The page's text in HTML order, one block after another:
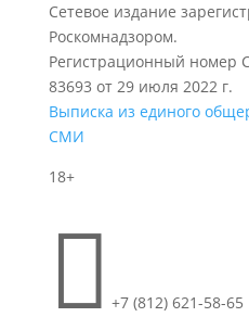
Сетевое издание
Роскомнадзором.
Регистрационный
83693 от 29 июля 2022 г.
Выписка из единого
СМИ
18+
 +7 (812) 621-58-65